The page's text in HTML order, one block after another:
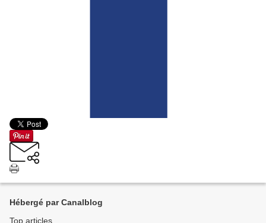
Hébergé par Canalblog
Top articles